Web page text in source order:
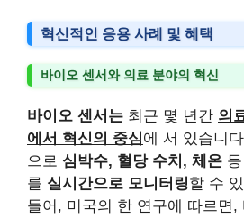
혁신적인 응용 사례 및 혜택
바이오 센서와 의료 분야의 혁신
바이오 센서는 최근 몇 년간 의
에서 혁신의 중심에 서 있습니
으로 심박수, 혈당 수치, 체온
를 실시간으로 모니터링할 수
들어, 미국의 한 연구에 따르면,